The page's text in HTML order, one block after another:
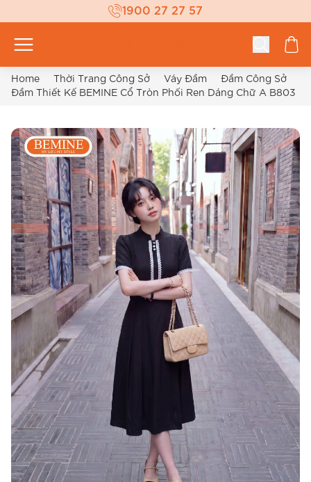
1900 27 27 57
Home Thời Trang Công Sở Váy Đầm
Đầm Công Sở
Đầm Thiết Kế BEMINE Cổ Tròn Phối Ren Dáng Chữ A B803